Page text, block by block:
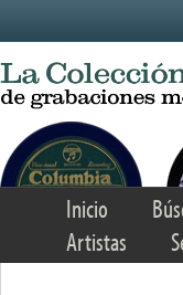
Inicio
Artistas